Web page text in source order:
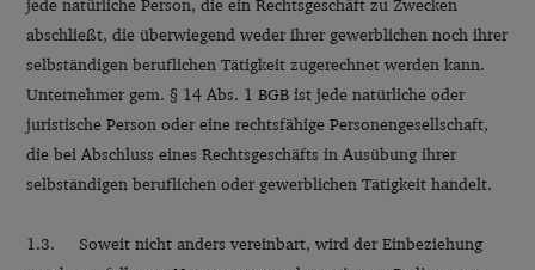
jede natürliche Person, die ein Rechtsgeschäft zu Zwecken
abschließt, die überwiegend weder ihrer gewerblichen noch ihrer
selbständigen beruflichen Tätigkeit zugerechnet werden kann.
Unternehmer gem. § 14 Abs. 1 BGB ist jede natürliche oder
juristische Person oder eine rechtsfähige Personengesellschaft,
die bei Abschluss eines Rechtsgeschäfts in Ausübung ihrer
selbständigen beruflichen oder gewerblichen Tätigkeit handelt.
1.3. Soweit nicht anders vereinbart, wird der Einbeziehung